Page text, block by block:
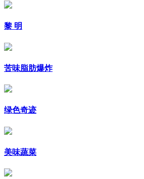
黎 明
苦味脂肪爆炸
绿色奇迹
美味蔬菜